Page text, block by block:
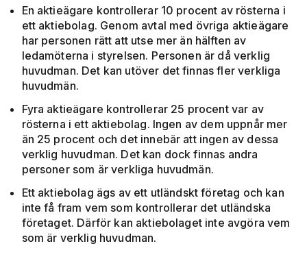
En aktieägare kontrollerar 10 procent av rösterna i
ett aktiebolag. Genom avtal med övriga aktieägare
har personen rätt att utse mer än hälften av
ledamöterna i styrelsen. Personen är då verklig
huvudman. Det kan utöver det finnas fler verkliga
huvudmän.
Fyra aktieägare kontrollerar 25 procent var av
rösterna i ett aktiebolag. Ingen av dem uppnår mer
än 25 procent och det innebär att ingen av dessa
verklig huvudman. Det kan dock finnas andra
personer som är verkliga huvudmän.
Ett aktiebolag ägs av ett utländskt företag och kan
inte få fram vem som kontrollerar det utländska
företaget. Därför kan aktiebolaget inte avgöra vem
som är verklig huvudman.